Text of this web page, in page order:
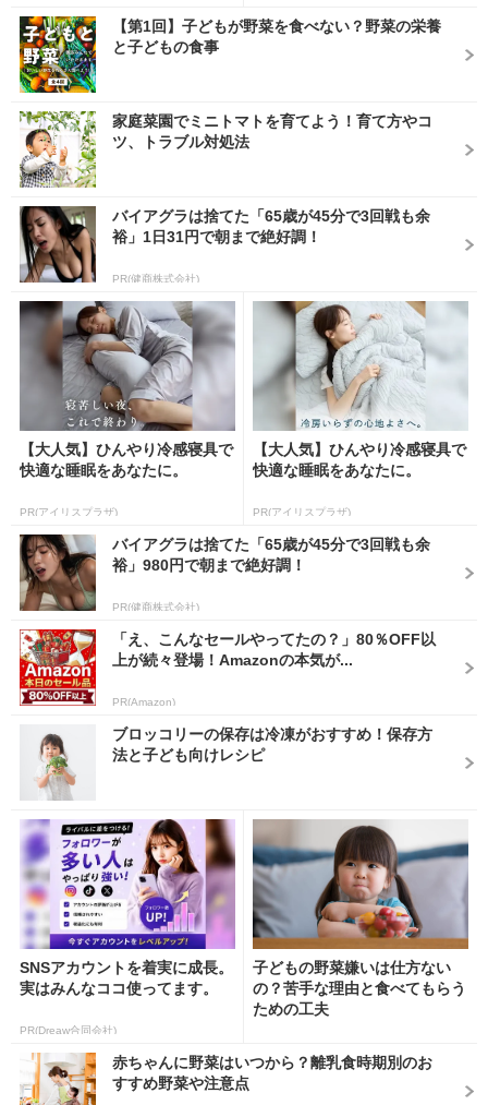
【第1回】子どもが野菜を食べない？野菜の栄養
と子どもの食事
家庭菜園でミニトマトを育てよう！育て方やコ
ツ、トラブル対処法
バイアグラは捨てた「65歳が45分で3回戦も余
裕」1日31円で朝まで絶好調！
PR(健商株式会社)
【大人気】ひんやり冷感寝具で
快適な睡眠をあなたに。
PR(アイリスプラザ)
【大人気】ひんやり冷感寝具で
快適な睡眠をあなたに。
PR(アイリスプラザ)
バイアグラは捨てた「65歳が45分で3回戦も余
裕」980円で朝まで絶好調！
PR(健商株式会社)
「え、こんなセールやってたの？」80％OFF以
上が続々登場！Amazonの本気が...
PR(Amazon)
ブロッコリーの保存は冷凍がおすすめ！保存方
法と子ども向けレシピ
SNSアカウントを着実に成長。
実はみんなココ使ってます。
PR(Dreaw合同会社)
子どもの野菜嫌いは仕方ない
の？苦手な理由と食べてもらう
ための工夫
赤ちゃんに野菜はいつから？離乳食時期別のお
すすめ野菜や注意点